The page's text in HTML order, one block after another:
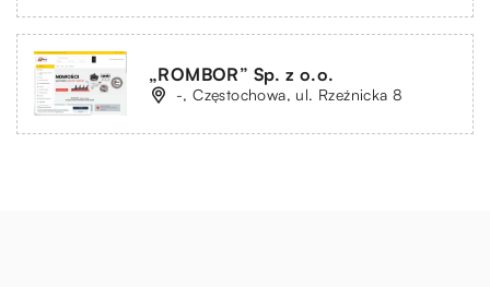
„ROMBOR” Sp. z o.o.
-, Częstochowa, ul. Rzeźnicka 8